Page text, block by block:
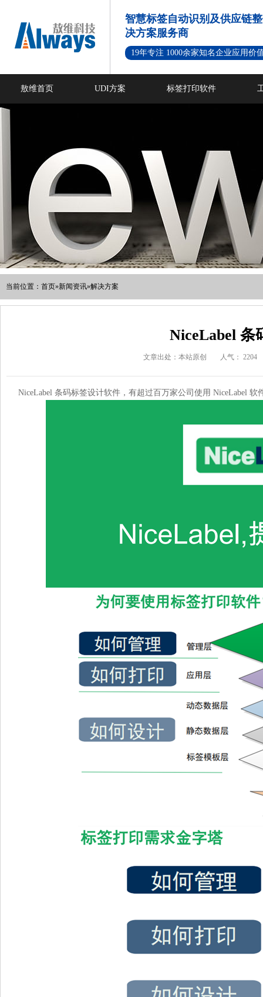
智慧标签自动识别及供应链
决方案服务商
19年专注 1000余家知名企业应用价
敖维首页 UDI方案 标签打印软件
当前位置： 首页»新闻资讯»解决方案
NiceLabel 条
文章出处：本站原创 人气： 2204
NiceLabel 条码标签设计软件，有超过百万家公司使用 NiceLabel